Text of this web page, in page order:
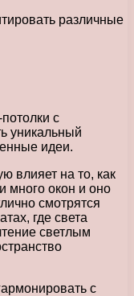
различные
с
уникальный
идеи.
влияет на то, как
много окон и оно
смотрятся
где света
светлым
с